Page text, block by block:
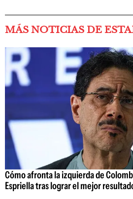
MÁS NOTICIAS DE
Cómo afronta la izquierda de
Espriella tras lograr el mejor